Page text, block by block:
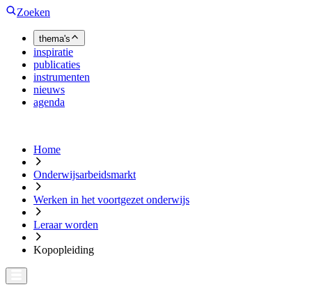
Zoeken
thema's
inspiratie
publicaties
instrumenten
nieuws
agenda
Home
Onderwijsarbeidsmarkt
Werken in het voortgezet onderwijs
Leraar worden
Kopopleiding